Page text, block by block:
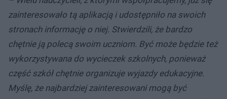
zainteresowało tą aplikacją i udostępniło na swoich
stronach informację o niej. Stwierdzili, że bardzo
chętnie ją polecą swoim uczniom. Być może będzie też
wykorzystywana do wycieczek szkolnych, ponieważ
część szkół chętnie organizuje wyjazdy edukacyjne.
Myślę, że najbardziej zainteresowani mogą być